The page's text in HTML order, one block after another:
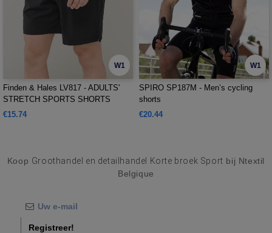
W1
Finden & Hales LV817 - ADULTS'
STRETCH SPORTS SHORTS
€15.74
W1
SPIRO SP187M - Men’s cycling
shorts
€20.44
Koop Groothandel en detailhandel Korte broek Sport bij Ntextil
Belgique
Registreer!